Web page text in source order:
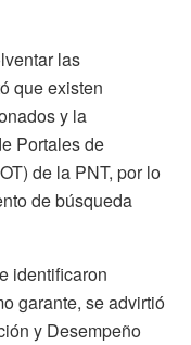
las
que existen
y la
Portales de
de la PNT, por lo
de búsqueda
identificaron
garante, se advirtió
y Desempeño